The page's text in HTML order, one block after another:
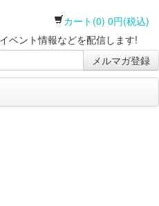
カート(0) 0円(税込)
ベント情報などを配信します!
メルマガ登録